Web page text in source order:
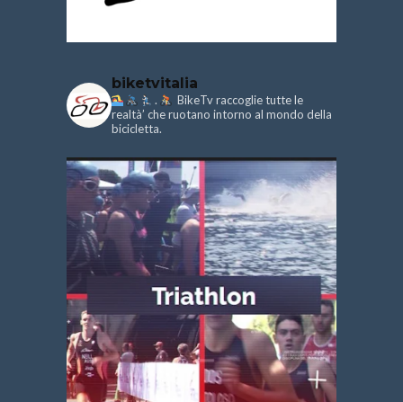
biketvitalia
.
BikeTv raccoglie tutte le
realtà’ che ruotano intorno al mondo della
bicicletta.